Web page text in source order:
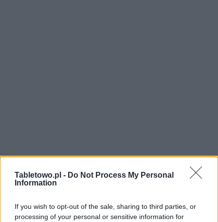
Tabletowo.pl - Do Not Process My Personal
Information
If you wish to opt-out of the sale, sharing to third parties, or
processing of your personal or sensitive information for